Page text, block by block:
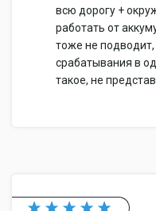
всю дорогу +
работать от
тоже не
срабатывания в
такое, не